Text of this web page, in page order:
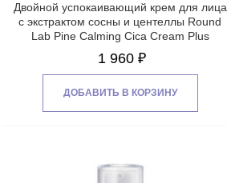
Двойной успокаивающий крем для лица
с экстрактом сосны и центеллы Round
Lab Pine Calming Cica Cream Plus
1 960 ₽
ДОБАВИТЬ В КОРЗИНУ